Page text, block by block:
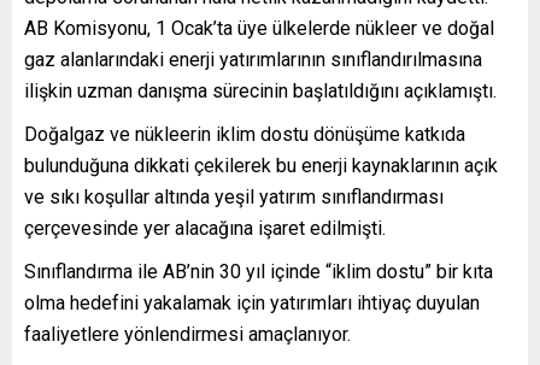
AB Komisyonu, 1 Ocak’ta üye ülkelerde nükleer ve doğal
gaz alanlarındaki enerji yatırımlarının sınıflandırılmasına
ilişkin uzman danışma sürecinin başlatıldığını açıklamıştı.
Doğalgaz ve nükleerin iklim dostu dönüşüme katkıda
bulunduğuna dikkati çekilerek bu enerji kaynaklarının açık
ve sıkı koşullar altında yeşil yatırım sınıflandırması
çerçevesinde yer alacağına işaret edilmişti.
Sınıflandırma ile AB’nin 30 yıl içinde “iklim dostu” bir kıta
olma hedefini yakalamak için yatırımları ihtiyaç duyulan
faaliyetlere yönlendirmesi amaçlanıyor.